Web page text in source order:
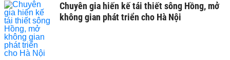
Chuyên gia hiến kế tái thiết sông Hồng, mở
không gian phát triển cho Hà Nội